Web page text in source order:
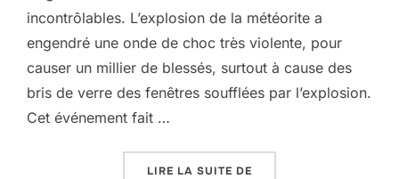
incontrôlables. L’explosion de la météorite a
engendré une onde de choc très violente, pour
causer un millier de blessés, surtout à cause des
bris de verre des fenêtres soufflées par l’explosion.
Cet événement fait …
LIRE LA SUITE DE